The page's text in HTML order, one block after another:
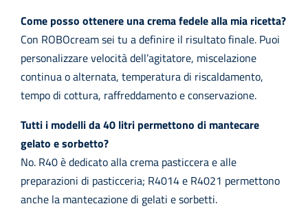
Come posso ottenere una crema fedele alla mia ricetta?
Con ROBOcream sei tu a definire il risultato finale. Puoi
personalizzare velocità dell’agitatore, miscelazione
continua o alternata, temperatura di riscaldamento,
tempo di cottura, raffreddamento e conservazione.
Tutti i modelli da 40 litri permettono di mantecare
gelato e sorbetto?
No. R40 è dedicato alla crema pasticcera e alle
preparazioni di pasticceria; R4014 e R4021 permettono
anche la mantecazione di gelati e sorbetti.